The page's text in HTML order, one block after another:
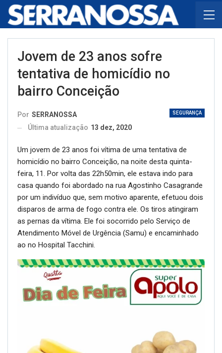
Jovem de 23 anos sofre
tentativa de homicídio no
bairro Conceição
SEGURANÇA
Por SERRANOSSA
Última atualização 13 dez, 2020
Um jovem de 23 anos foi vítima de uma tentativa de
homicídio no bairro Conceição, na noite desta quinta-
feira, 11. Por volta das 22h50min, ele estava indo para
casa quando foi abordado na rua Agostinho Casagrande
por um indivíduo que, sem motivo aparente, efetuou dois
disparos de arma de fogo contra ele. Os tiros atingiram
as pernas da vítima. Ele foi socorrido pelo Serviço de
Atendimento Móvel de Urgência (Samu) e encaminhado
ao no Hospital Tacchini.